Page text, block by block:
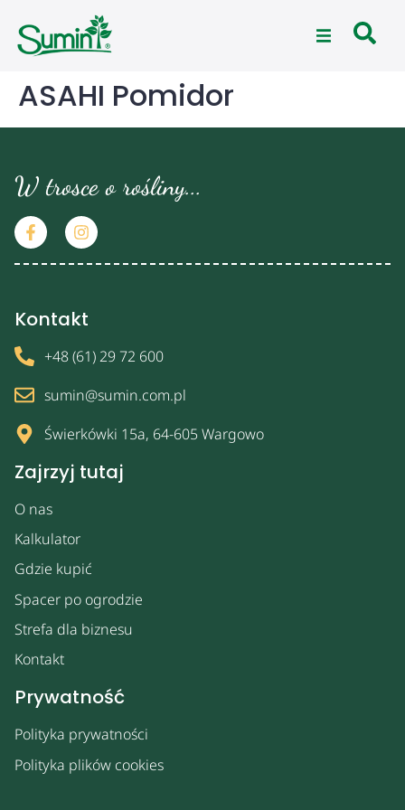
ASAHI Pomidor
W trosce o rośliny...
Zajrzyj tutaj
O nas
Kalkulator
Gdzie kupić
Spacer po ogrodzie
Strefa dla biznesu
Kontakt
Prywatność
Polityka prywatności
Polityka plików cookies
Kontakt
+48 (61) 29 72 600
sumin@sumin.com.pl
Świerkówki 15a, 64-605 Wargowo